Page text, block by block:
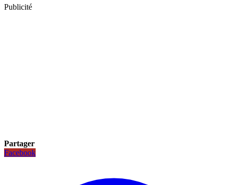
Publicité
Partager
Facebook